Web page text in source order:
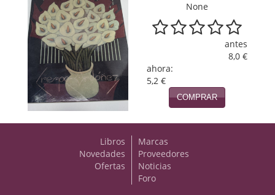
None
antes
8,0 €
ahora:
5,2 €
COMPRAR
Libros
Novedades
Ofertas
Marcas
Proveedores
Noticias
Foro